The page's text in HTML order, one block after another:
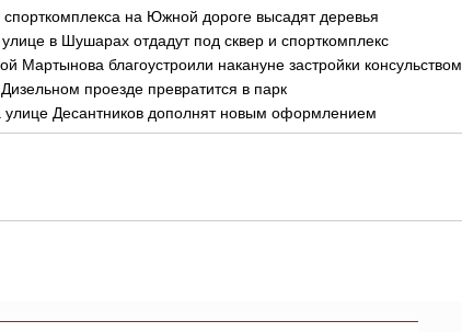
на Южной дороге высадят деревья
в Шушарах отдадут под сквер и спорткомплекс
Мартынова благоустроили накануне застройки консульством
проезде превратится в парк
Десантников дополнят новым оформлением